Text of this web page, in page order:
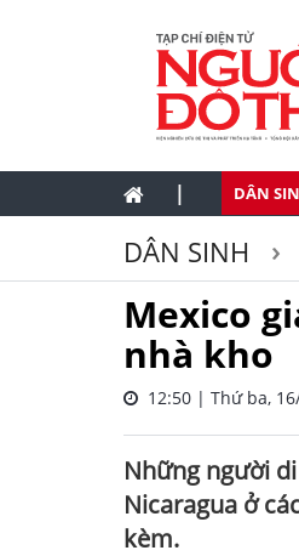
| DÂN
DÂN SINH
Mexico
nhà kho
12:50 | Thứ ba,
Những người
Nicaragua ở
kèm.